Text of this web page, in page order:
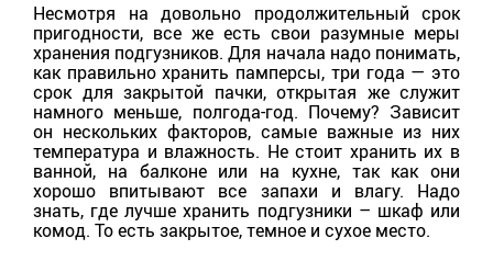
Несмотря на довольно продолжительный срок
пригодности, все же есть свои разумные меры
хранения подгузников. Для начала надо понимать,
как правильно хранить памперсы, три года — это
срок для закрытой пачки, открытая же служит
намного меньше, полгода-год. Почему? Зависит
он нескольких факторов, самые важные из них
температура и влажность. Не стоит хранить их в
ванной, на балконе или на кухне, так как они
хорошо впитывают все запахи и влагу. Надо
знать, где лучше хранить подгузники – шкаф или
комод. То есть закрытое, темное и сухое место.